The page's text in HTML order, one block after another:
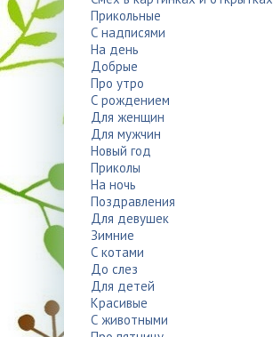
Прикольные
С надписями
На день
Добрые
Про утро
С рождением
Для женщин
Для мужчин
Новый год
Приколы
На ночь
Поздравления
Для девушек
Зимние
С котами
До слез
Для детей
Красивые
С животными